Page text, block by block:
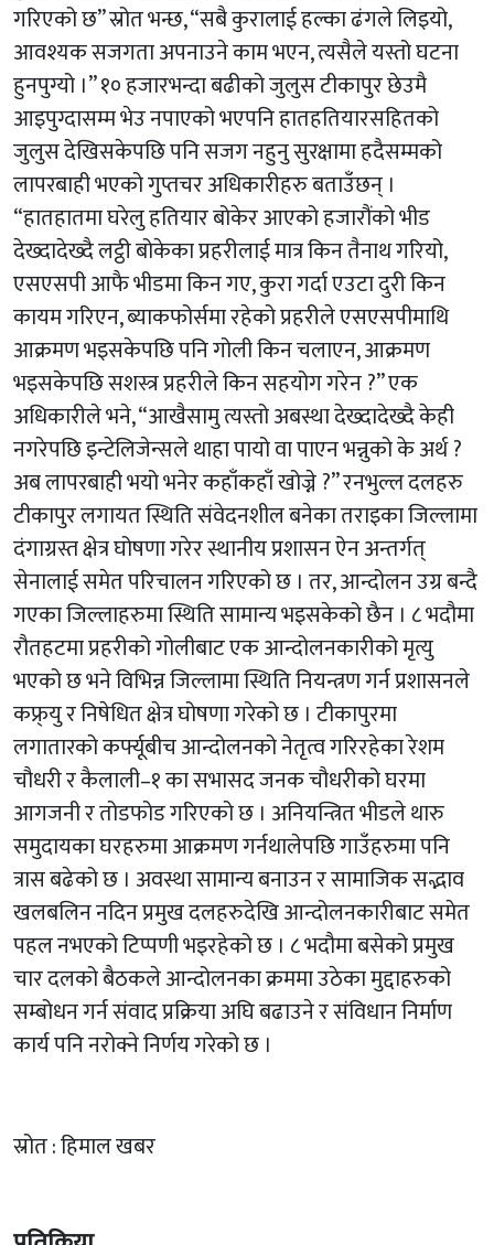
गरिएको छ” स्रोत भन्छ, “सबै कुरालाई हल्का ढंगले लिइयो,
आवश्यक सजगता अपनाउने काम भएन, त्यसैले यस्तो घटना
हुनपुग्यो ।” १० हजारभन्दा बढीको जुलुस टीकापुर छेउमै
आइपुग्दासम्म भेउ नपाएको भएपनि हातहतियारसहितको
जुलुस देखिसकेपछि पनि सजग नहुनु सुरक्षामा हदैसम्मको
लापरबाही भएको गुप्तचर अधिकारीहरु बताउँछन् ।
“हातहातमा घरेलु हतियार बोकेर आएको हजारौंको भीड
देख्दादेख्दै लट्ठी बोकेका प्रहरीलाई मात्र किन तैनाथ गरियो,
एसएसपी आफै भीडमा किन गए, कुरा गर्दा एउटा दुरी किन
कायम गरिएन, ब्याकफोर्समा रहेको प्रहरीले एसएसपीमाथि
आक्रमण भइसकेपछि पनि गोली किन चलाएन, आक्रमण
भइसकेपछि सशस्त्र प्रहरीले किन सहयोग गरेन ?” एक
अधिकारीले भने, “आखैसामु त्यस्तो अबस्था देख्दादेख्दै केही
नगरेपछि इन्टेलिजेन्सले थाहा पायो वा पाएन भन्नुको के अर्थ ?
अब लापरबाही भयो भनेर कहाँकहाँ खोज्ने ?” रनभुल्ल दलहरु
टीकापुर लगायत स्थिति संवेदनशील बनेका तराइका जिल्लामा
दंगाग्रस्त क्षेत्र घोषणा गरेर स्थानीय प्रशासन ऐन अन्तर्गत्
सेनालाई समेत परिचालन गरिएको छ । तर, आन्दोलन उग्र बन्दै
गएका जिल्लाहरुमा स्थिति सामान्य भइसकेको छैन । ८ भदौमा
रौतहटमा प्रहरीको गोलीबाट एक आन्दोलनकारीको मृत्यु
भएको छ भने विभिन्न जिल्लामा स्थिति नियन्त्रण गर्न प्रशासनले
कफ्र्यु र निषेधित क्षेत्र घोषणा गरेको छ । टीकापुरमा
लगातारको कर्फ्यूबीच आन्दोलनको नेतृत्व गरिरहेका रेशम
चौधरी र कैलाली–१ का सभासद जनक चौधरीको घरमा
आगजनी र तोडफोड गरिएको छ । अनियन्त्रित भीडले थारु
समुदायका घरहरुमा आक्रमण गर्नथालेपछि गाउँहरुमा पनि
त्रास बढेको छ । अवस्था सामान्य बनाउन र सामाजिक सद्भाव
खलबलिन नदिन प्रमुख दलहरुदेखि आन्दोलनकारीबाट समेत
पहल नभएको टिप्पणी भइरहेको छ । ८ भदौमा बसेको प्रमुख
चार दलको बैठकले आन्दोलनका क्रममा उठेका मुद्दाहरुको
सम्बोधन गर्न संवाद प्रक्रिया अघि बढाउने र संविधान निर्माण
कार्य पनि नरोक्ने निर्णय गरेको छ ।
स्रोत : हिमाल खबर